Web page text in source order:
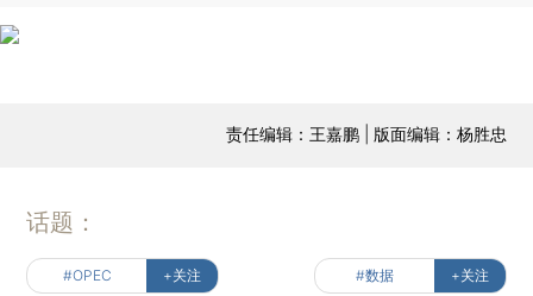
责任编辑：王嘉鹏 | 版面编辑：杨胜忠
话题：
#OPEC +关注 #数据 +关注